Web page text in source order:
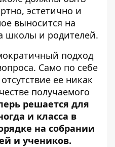
эстетично и
выносится на
школы и родителей.
подход
Само по себе
ее никак
получаемого
решается для
и класса в
на собрании
и учеников.